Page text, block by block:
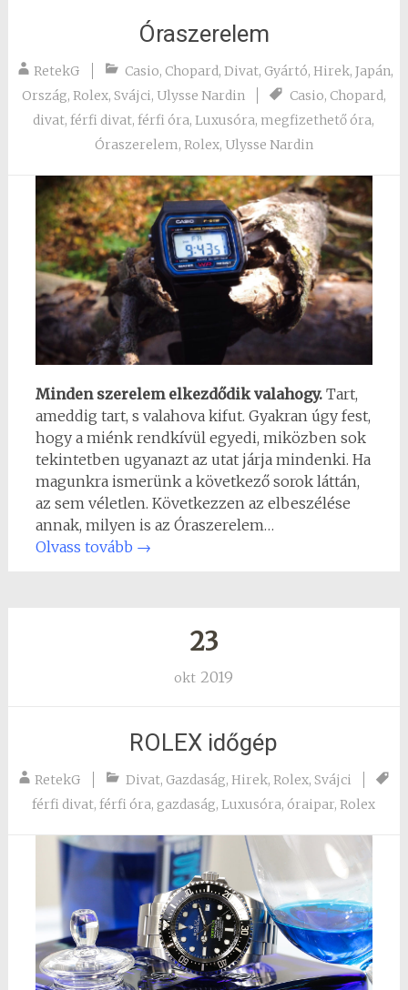
Óraszerelem
RetekG Casio, Chopard,Divat, Gyártó,Hirek,Japán,
Ország, Rolex, Svájci, Ulysse Nardin Casio, Chopard,
divat,férfi divat,férfi óra,Luxusóra, megfizethető óra,
Óraszerelem, Rolex, Ulysse Nardin
Minden szerelem elkezdődik valahogy. Tart,
ameddig tart, s valahova kifut. Gyakran úgy fest,
hogy a miénk rendkívül egyedi, miközben sok
tekintetben ugyanazt az utat járja mindenki. Ha
magunkra ismerünk a következő sorok láttán,
az sem véletlen. Következzen az elbeszélése
annak, milyen is az Óraszerelem…
Olvass tovább →
23
okt 2019
ROLEX időgép
RetekG Divat, Gazdaság, Hirek, Rolex, Svájci
férfi divat,férfi óra, gazdaság,Luxusóra, óraipar,Rolex